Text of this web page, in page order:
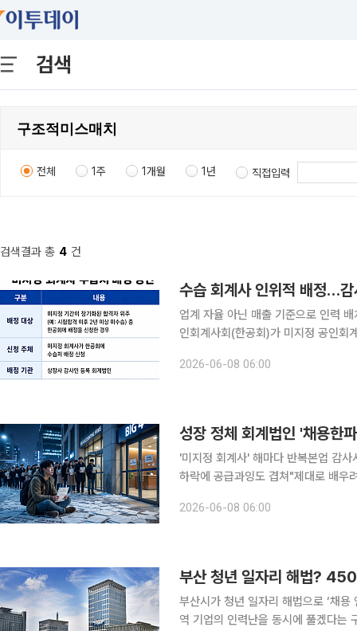
검색
전체 1주 1개월 1년 직접입력
검색결과 총 4 건
수습 회계사 인위적 배정…
업계 자율 아닌 매출 기준으로 인력 배치회계
인회계사회(한공회)가 미지정 공인회
4(삼일·삼정·안진·한영) 선호와 채용
2026-06-08 06:00
'미지정 회계사' 해마다 반복본업 감
하락에 공급과잉도 겹쳐"제대로 배우려
다. 회계법인의 신규 인력 수요와 공
2026-06-08 06:00
부산 청년 일자리 해법?
부산시가 청년 일자리 해법으로 ‘채
역 기업의 인력난을 동시에 풀겠다는